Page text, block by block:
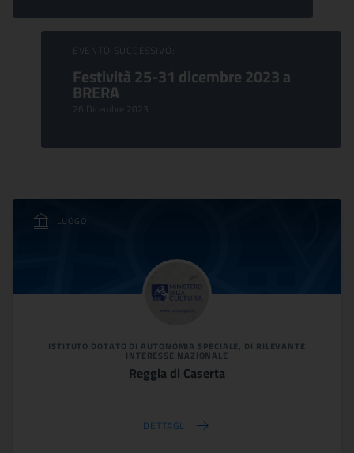
EVENTO SUCCESSIVO:
Festività 25-31 dicembre 2023 a
BRERA
26 Dicembre 2023
LUOGO
ISTITUTO DOTATO DI AUTONOMIA SPECIALE, DI RILEVANTE
INTERESSE NAZIONALE
Reggia di Caserta
DETTAGLI